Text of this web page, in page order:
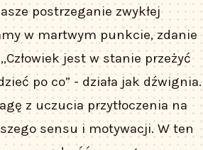
postrzeganie zwykłej
w martwym punkcie, zdanie
jest w stanie przeżyć
po co” - działa jak dźwignia.
z uczucia przytłoczenia na
sensu i motywacji. W ten